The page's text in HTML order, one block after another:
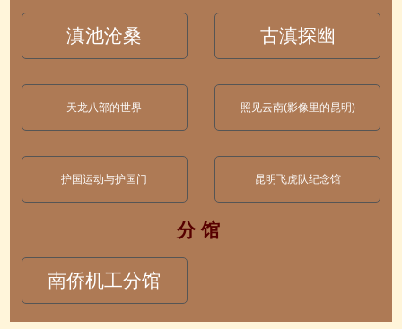
滇池沧桑 古滇探幽
天龙八部的世界 照见云南(影像里的昆明)
护国运动与护国门 昆明飞虎队纪念馆
分 馆
南侨机工分馆